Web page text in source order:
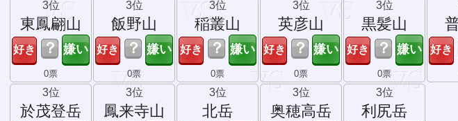
3位
東鳳翩山
？
0票
3位
飯野山
？
0票
3位
稲叢山
？
0票
3位
英彦山
？
0票
3位
黒髪山
？
0票
3位
於茂登岳
3位
鳳来寺山
3位
北岳
3位
奥穂高岳
3位
利尻岳